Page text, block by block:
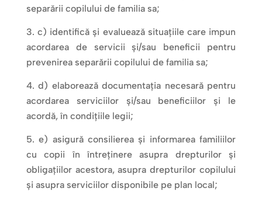
separării copilului de familia sa;
c) identifică și evaluează situațiile care impun
acordarea de servicii și/sau beneficii pentru
prevenirea separării copilului de familia sa;
d) elaborează documentația necesară pentru
acordarea serviciilor și/sau beneficiilor și le
acordă, în condițiile legii;
e) asigură consilierea și informarea familiilor
cu copii în întreținere asupra drepturilor și
obligațiilor acestora, asupra drepturilor copilului
și asupra serviciilor disponibile pe plan local;